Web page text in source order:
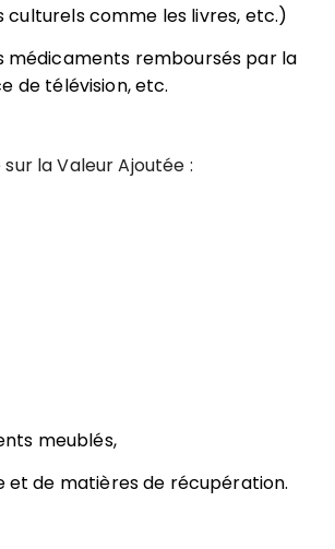
culturels comme les livres, etc.)
médicaments remboursés par la
de télévision, etc.
la Valeur Ajoutée :
meublés,
et de matières de récupération.